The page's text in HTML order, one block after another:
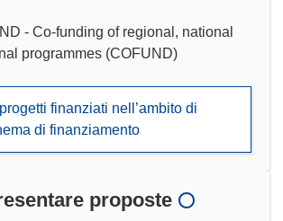
- Co-funding of regional, national
programmes (COFUND)
finanziati nell’ambito di
di finanziamento
proposte